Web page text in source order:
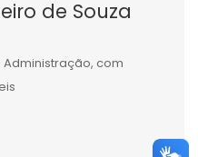
de Souza
com